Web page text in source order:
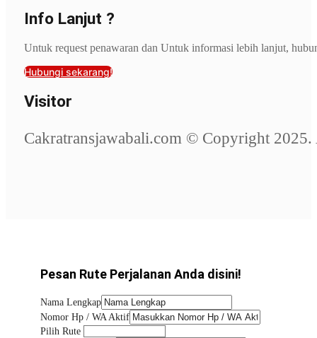
Info Lanjut ?
Untuk request penawaran dan Untuk informasi lebih lanjut,
Hubungi sekarang!
Visitor
Cakratransjawabali.com © Copyright 2025.
Pesan Rute Perjalanan Anda disini!
Nama Lengkap
Nomor Hp / WA Aktif
Pilih Rute